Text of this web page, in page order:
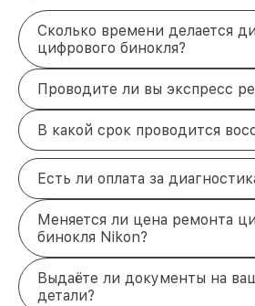
Сколько времени делается
цифрового бинокля?
Проводите ли вы экспресс
В какой срок проводится
Есть ли оплата за
Меняется ли цена ремонта
бинокля Nikon?
Выдаёте ли документы на
детали?